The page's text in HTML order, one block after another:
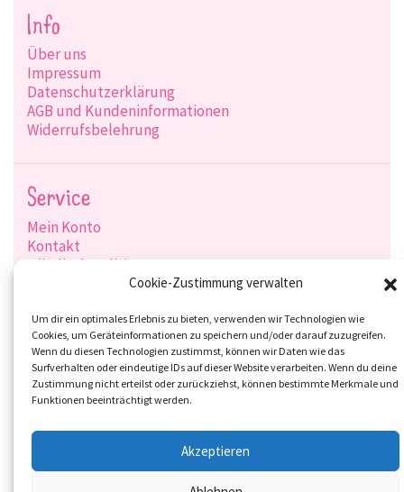
Cookie-Zustimmung verwalten
Um dir ein optimales Erlebnis zu bieten, verwenden wir Technologien wie
Cookies, um Geräteinformationen zu speichern und/oder darauf zuzugreifen.
Wenn du diesen Technologien zustimmst, können wir Daten wie das
Surfverhalten oder eindeutige IDs auf dieser Website verarbeiten. Wenn du deine
Zustimmung nicht erteilst oder zurückziehst, können bestimmte Merkmale und
Funktionen beeinträchtigt werden.
Akzeptieren
Info
Über uns
Impressum
Datenschutzerklärung
AGB und Kundeninformationen
Widerrufsbelehrung
Service
Mein Konto
Kontakt
Händlerkonditionen
Zahlungsarten
Social-Media